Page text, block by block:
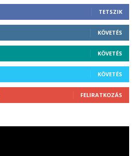
TETSZIK
KÖVETÉS
KÖVETÉS
KÖVETÉS
FELIRATKOZÁS